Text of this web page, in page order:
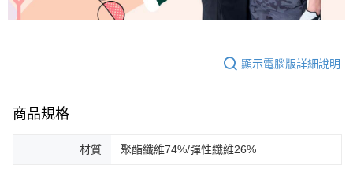
顯示電腦版詳細說明
商品規格
材質 聚酯纖維74%/彈性纖維26%